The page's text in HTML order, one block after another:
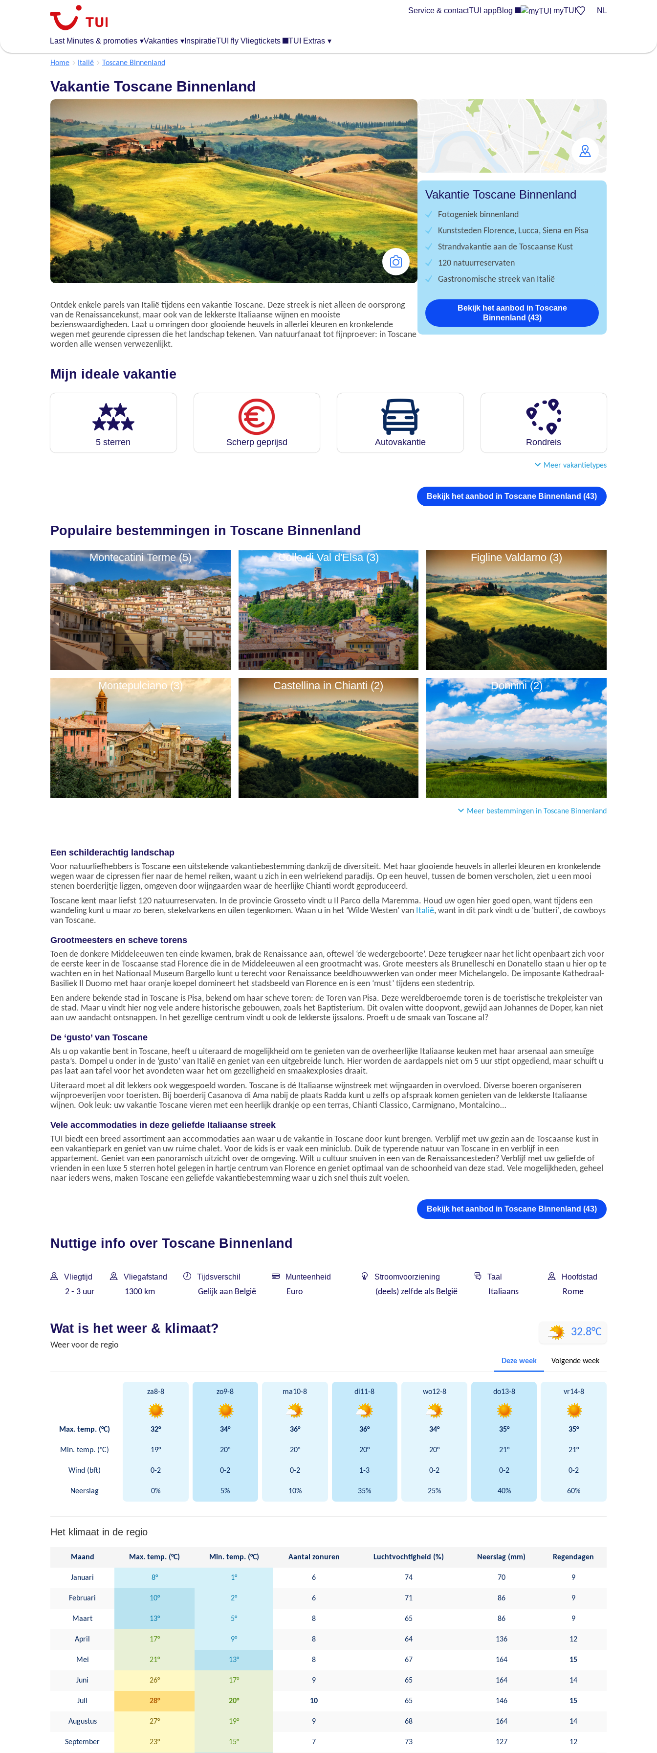
algemene
Last Minutes & promoties ▾Vakanties ▾ InspiratieTUI fly Vliegtickets TUI Extras ▾
Service & contactTUI appBlog myTUI NL
Home Italië Toscane Binnenland
Vakantie Toscane Binnenland
Ontdek enkele parels van Italië tijdens een vakantie Toscane. Deze streek is niet alleen de oorsprong
van de Renaissancekunst, maar ook van de lekkerste Italiaanse wijnen en mooiste
bezienswaardigheden. Laat u omringen door glooiende heuvels in allerlei kleuren en kronkelende
wegen met geurende cipressen die het landschap tekenen. Van natuurfanaat tot fijnproever: in Toscane
worden alle wensen verwezenlijkt.
Vakantie Toscane Binnenland
Fotogeniek binnenland
Kunststeden Florence, Lucca, Siena en Pisa
Strandvakantie aan de Toscaanse Kust
120 natuurreservaten
Gastronomische streek van Italië
Bekijk het aanbod in Toscane
Binnenland (43)
Mijn ideale vakantie
5 sterren Scherp geprijsd Autovakantie Rondreis
Meer vakantietypes
Bekijk het aanbod in Toscane Binnenland (43)
Populaire bestemmingen in Toscane Binnenland
Montecatini Terme (5) Colle di Val d'Elsa (3) Figline Valdarno (3)
Montepulciano (3) Castellina in Chianti (2) Donnini (2)
Meer bestemmingen in Toscane Binnenland
Een schilderachtig landschap
Voor natuurliefhebbers is Toscane een uitstekende vakantiebestemming dankzij de diversiteit. Met haar glooiende heuvels in allerlei kleuren en kronkelende
wegen waar de cipressen fier naar de hemel reiken, waant u zich in een welriekend paradijs. Op een heuvel, tussen de bomen verscholen, ziet u een mooi
stenen boerderijtje liggen, omgeven door wijngaarden waar de heerlijke Chianti wordt geproduceerd.
Toscane kent maar liefst 120 natuurreservaten. In de provincie Grosseto vindt u Il Parco della Maremma. Houd uw ogen hier goed open, want tijdens een
wandeling kunt u maar zo beren, stekelvarkens en uilen tegenkomen. Waan u in het ‘Wilde Westen’ van Italië, want in dit park vindt u de 'butteri', de cowboys
van Toscane.
Grootmeesters en scheve torens
Toen de donkere Middeleeuwen ten einde kwamen, brak de Renaissance aan, oftewel ‘de wedergeboorte’. Deze terugkeer naar het licht openbaart zich voor
de eerste keer in de Toscaanse stad Florence die in de Middeleeuwen al een grootmacht was. Grote meesters als Brunelleschi en Donatello staan u hier op te
wachten en in het Nationaal Museum Bargello kunt u terecht voor Renaissance beeldhouwwerken van onder meer Michelangelo. De imposante Kathedraal-
Basiliek Il Duomo met haar oranje koepel domineert het stadsbeeld van Florence en is een ‘must’ tijdens een stedentrip.
Een andere bekende stad in Toscane is Pisa, bekend om haar scheve toren: de Toren van Pisa. Deze wereldberoemde toren is de toeristische trekpleister van
de stad. Maar u vindt hier nog vele andere historische gebouwen, zoals het Baptisterium. Dit ovalen witte doopvont, gewijd aan Johannes de Doper, kan niet
aan uw aandacht ontsnappen. In het gezellige centrum vindt u ook de lekkerste ijssalons. Proeft u de smaak van Toscane al?
De ‘gusto’ van Toscane
Als u op vakantie bent in Toscane, heeft u uiteraard de mogelijkheid om te genieten van de overheerlijke Italiaanse keuken met haar arsenaal aan smeuïge
pasta’s. Dompel u onder in de ‘gusto’ van Italië en geniet van een uitgebreide lunch. Hier worden de aardappels niet om 5 uur stipt opgediend, maar schuift u
pas laat aan tafel voor het avondeten waar het om gezelligheid en smaakexplosies draait.
Uiteraard moet al dit lekkers ook weggespoeld worden. Toscane is dé Italiaanse wijnstreek met wijngaarden in overvloed. Diverse boeren organiseren
wijnproeverijen voor toeristen. Bij boerderij Casanova di Ama nabij de plaats Radda kunt u zelfs op afspraak komen genieten van de lekkerste Italiaanse
wijnen. Ook leuk: uw vakantie Toscane vieren met een heerlijk drankje op een terras, Chianti Classico, Carmignano, Montalcino…
Vele accommodaties in deze geliefde Italiaanse streek
TUI biedt een breed assortiment aan accommodaties aan waar u de vakantie in Toscane door kunt brengen. Verblijf met uw gezin aan de Toscaanse kust in
een vakantiepark en geniet van uw ruime chalet. Voor de kids is er vaak een miniclub. Duik de typerende natuur van Toscane in en verblijf in een
appartement. Geniet van een panoramisch uitzicht over de omgeving. Wilt u cultuur snuiven in een van de Renaissancesteden? Verblijf met uw geliefde of
vrienden in een luxe 5 sterren hotel gelegen in hartje centrum van Florence en geniet optimaal van de schoonheid van deze stad. Vele mogelijkheden, geheel
naar ieders wens, maken Toscane een geliefde vakantiebestemming waar u zich snel thuis zult voelen.
Bekijk het aanbod in Toscane Binnenland (43)
Nuttige info over Toscane Binnenland
Vliegtijd
2 - 3 uur
Vliegafstand
1300 km
Tijdsverschil
Gelijk aan België
Munteenheid
Euro
Stroomvoorziening
(deels) zelfde als België
Taal
Italiaans
Hoofdstad
Rome
Wat is het weer & klimaat?
Weer voor de regio
32.8°C
Deze week Volgende week
za8-8 zo9-8 ma10-8 di11-8 wo12-8 do13-8 vr14-8
Max. temp. (°C) 32° 34° 36° 36° 34° 35° 35°
Min. temp. (°C) 19° 20° 20° 20° 20° 21° 21°
Wind (bft) 0-2 0-2 0-2 1-3 0-2 0-2 0-2
Neerslag 0% 5% 10% 35% 25% 40% 60%
Het klimaat in de regio
Maand Max. temp. (°C) Min. temp. (°C) Aantal zonuren Luchtvochtigheid (%) Neerslag (mm) Regendagen
Januari 8° 1° 6 74 70 9
Februari 10° 2° 6 71 86 9
Maart 13° 5° 8 65 86 9
April 17° 9° 8 64 136 12
Mei 21° 13° 8 67 164 15
Juni 26° 17° 9 65 164 14
Juli 28° 20° 10 65 146 15
Augustus 27° 19° 9 68 164 14
September 23° 15° 7 73 127 12